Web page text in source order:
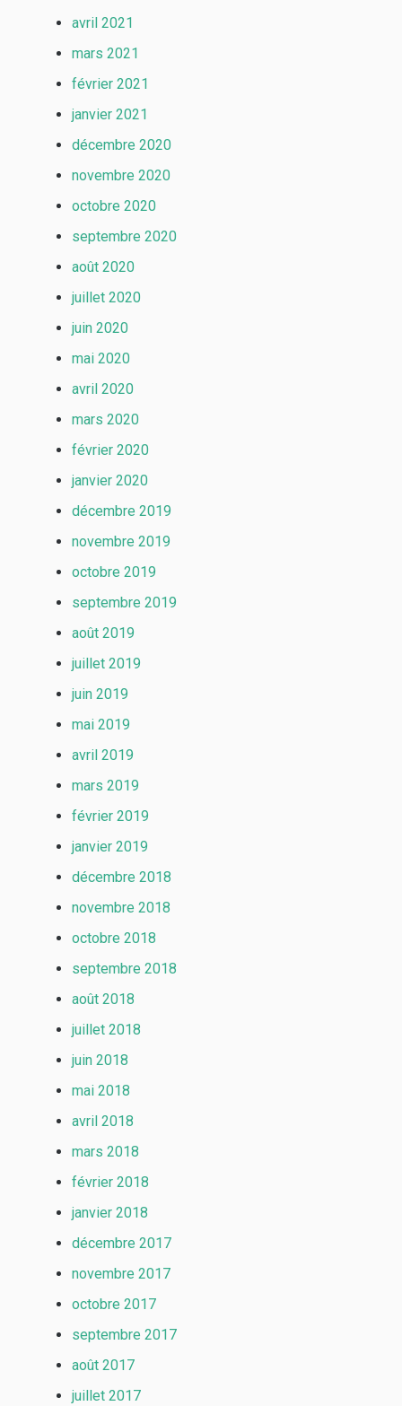
avril 2021
mars 2021
février 2021
janvier 2021
décembre 2020
novembre 2020
octobre 2020
septembre 2020
août 2020
juillet 2020
juin 2020
mai 2020
avril 2020
mars 2020
février 2020
janvier 2020
décembre 2019
novembre 2019
octobre 2019
septembre 2019
août 2019
juillet 2019
juin 2019
mai 2019
avril 2019
mars 2019
février 2019
janvier 2019
décembre 2018
novembre 2018
octobre 2018
septembre 2018
août 2018
juillet 2018
juin 2018
mai 2018
avril 2018
mars 2018
février 2018
janvier 2018
décembre 2017
novembre 2017
octobre 2017
septembre 2017
août 2017
juillet 2017